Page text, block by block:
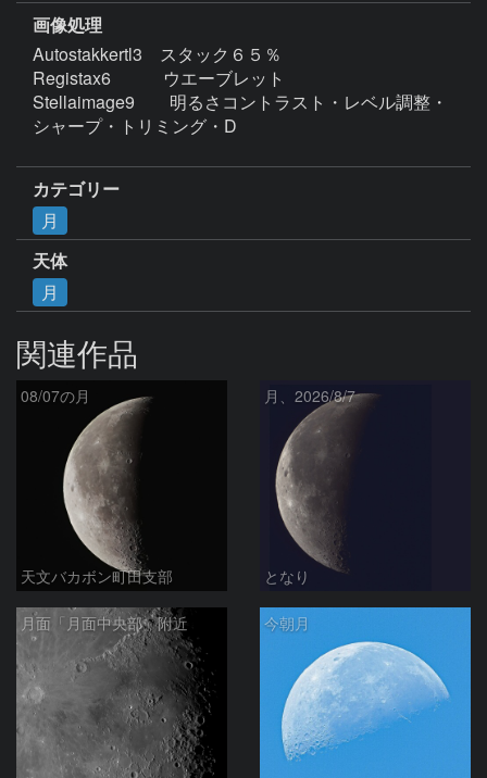
画像処理
Autostakkertl3　スタック６５％
Registax6　　　ウエーブレット
Stellaimage9　　明るさコントラスト・レベル調整・
シャープ・トリミング・D
カテゴリー
月
天体
月
関連作品
08/07の月
天文バカボン町田支部
月、2026/8/7
となり
月面「月面中央部」附近 今朝月